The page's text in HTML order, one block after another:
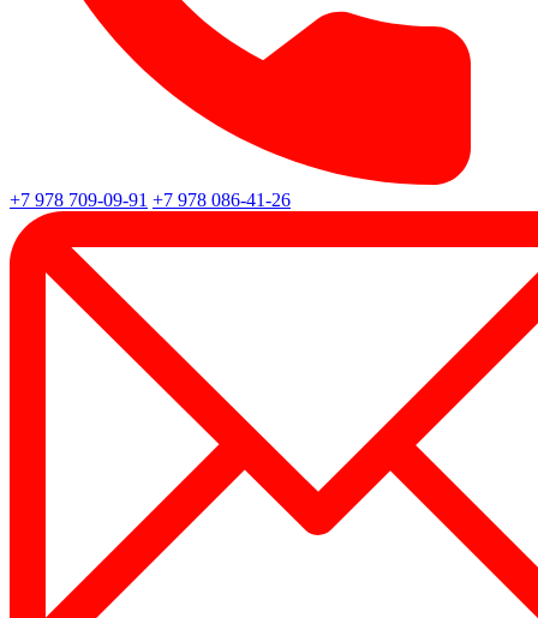
+7 978 709-09-91 +7 978 086-41-26